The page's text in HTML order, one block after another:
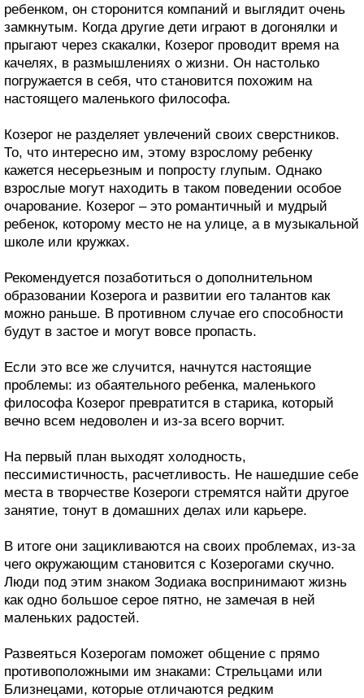
ребенком, он сторонится компаний и выглядит очень
замкнутым. Когда другие дети играют в догонялки и
прыгают через скакалки, Козерог проводит время на
качелях, в размышлениях о жизни. Он настолько
погружается в себя, что становится похожим на
настоящего маленького философа.
Козерог не разделяет увлечений своих сверстников.
То, что интересно им, этому взрослому ребенку
кажется несерьезным и попросту глупым. Однако
взрослые могут находить в таком поведении особое
очарование. Козерог – это романтичный и мудрый
ребенок, которому место не на улице, а в музыкальной
школе или кружках.
Рекомендуется позаботиться о дополнительном
образовании Козерога и развитии его талантов как
можно раньше. В противном случае его способности
будут в застое и могут вовсе пропасть.
Если это все же случится, начнутся настоящие
проблемы: из обаятельного ребенка, маленького
философа Козерог превратится в старика, который
вечно всем недоволен и из-за всего ворчит.
На первый план выходят холодность,
пессимистичность, расчетливость. Не нашедшие себе
места в творчестве Козероги стремятся найти другое
занятие, тонут в домашних делах или карьере.
В итоге они зацикливаются на своих проблемах, из-за
чего окружающим становится с Козерогами скучно.
Люди под этим знаком Зодиака воспринимают жизнь
как одно большое серое пятно, не замечая в ней
маленьких радостей.
Развеяться Козерогам поможет общение с прямо
противоположными им знаками: Стрельцами или
Близнецами, которые отличаются редким